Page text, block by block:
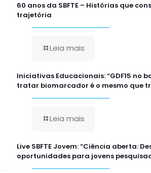
60 anos da SBFTE – Histórias que
trajetória
Leia mais
Iniciativas Educacionais: “GDF15 no
tratar biomarcador é o mesmo que
Leia mais
Live SBFTE Jovem: “Ciência aberta:
oportunidades para jovens